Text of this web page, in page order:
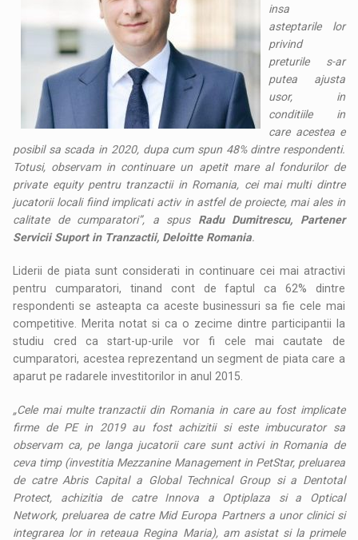
insa
asteptarile lor
privind
preturile s-ar
putea ajusta
usor, in
conditiile in
care acestea e
posibil sa scada in 2020, dupa cum spun 48% dintre respondenti.
Totusi, observam in continuare un apetit mare al fondurilor de
private equity pentru tranzactii in Romania, cei mai multi dintre
jucatorii locali fiind implicati activ in astfel de proiecte, mai ales in
calitate de cumparatori”, a spus Radu Dumitrescu, Partener
Servicii Suport in Tranzactii, Deloitte Romania.
Liderii de piata sunt considerati in continuare cei mai atractivi
pentru cumparatori, tinand cont de faptul ca 62% dintre
respondenti se asteapta ca aceste businessuri sa fie cele mai
competitive. Merita notat si ca o zecime dintre participantii la
studiu cred ca start-up-urile vor fi cele mai cautate de
cumparatori, acestea reprezentand un segment de piata care a
aparut pe radarele investitorilor in anul 2015.
„Cele mai multe tranzactii din Romania in care au fost implicate
firme de PE in 2019 au fost achizitii si este imbucurator sa
observam ca, pe langa jucatorii care sunt activi in Romania de
ceva timp (investitia Mezzanine Management in PetStar, preluarea
de catre Abris Capital a Global Technical Group si a Dentotal
Protect, achizitia de catre Innova a Optiplaza si a Optical
Network, preluarea de catre Mid Europa Partners a unor clinici si
integrarea lor in reteaua Regina Maria), am asistat si la primele